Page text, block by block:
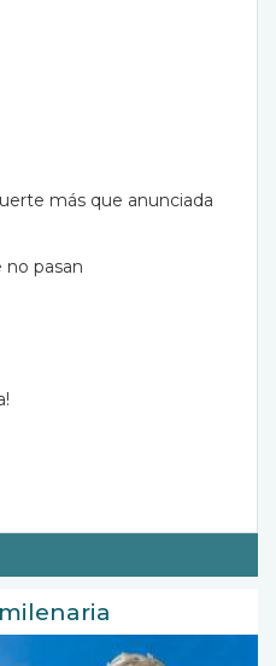
más que anunciada
no pasan